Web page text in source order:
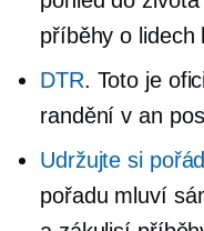
příběhy o lidech
DTR. Toto je
randění v an
Udržujte si
pořadu mluví